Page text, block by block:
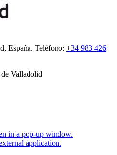
España. Teléfono: +34 983 426
Valladolid
in a pop-up window.
application.